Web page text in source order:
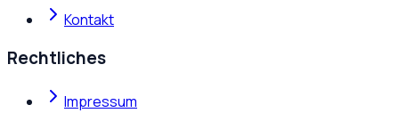
Kontakt
Rechtliches
Impressum